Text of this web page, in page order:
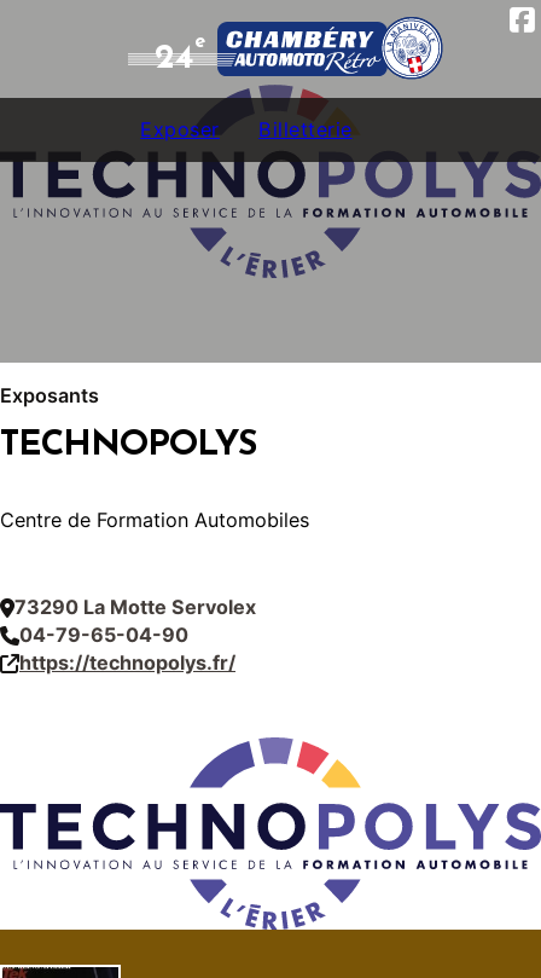
24e
Exposer Billetterie
Exposants
TECHNOPOLYS
Centre de Formation Automobiles
73290 La Motte Servolex
04-79-65-04-90
https://technopolys.fr/